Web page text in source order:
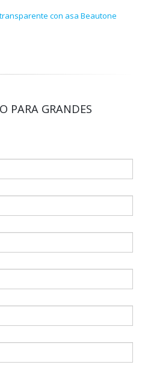
con asa Beautone
PARA GRANDES